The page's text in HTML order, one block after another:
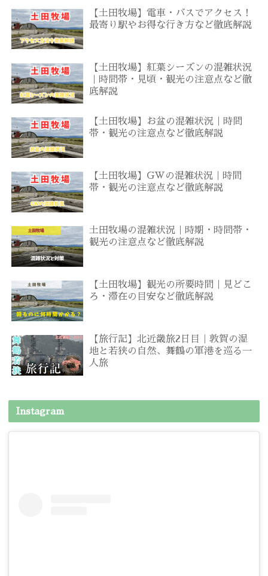
【土田牧場】電車・バスでアクセス！
最寄り駅やお得な行き方など徹底解説
【土田牧場】紅葉シーズンの混雑状況
｜時間帯・見頃・観光の注意点など徹
底解説
【土田牧場】お盆の混雑状況｜時間
帯・観光の注意点など徹底解説
【土田牧場】GWの混雑状況｜時間
帯・観光の注意点など徹底解説
土田牧場の混雑状況｜時期・時間帯・
観光の注意点など徹底解説
【土田牧場】観光の所要時間｜見どこ
ろ・滞在の目安など徹底解説
【旅行記】北近畿旅2日目｜敦賀の湿
地と若狭の自然、舞鶴の軍港を巡る一
人旅
Instagram